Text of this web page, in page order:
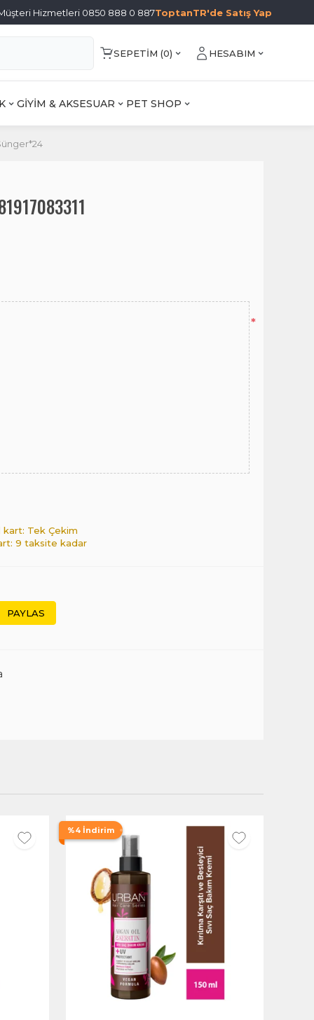
Hizmetleri 0850 888 0 887ToptanTR'de Satış Yap
SEPETIM (0) HESABIM
GİYİM & AKSESUAR PET SHOP
*
kart: Tek Çekim
9 taksite kadar
PAYLAS
%4 İndirim